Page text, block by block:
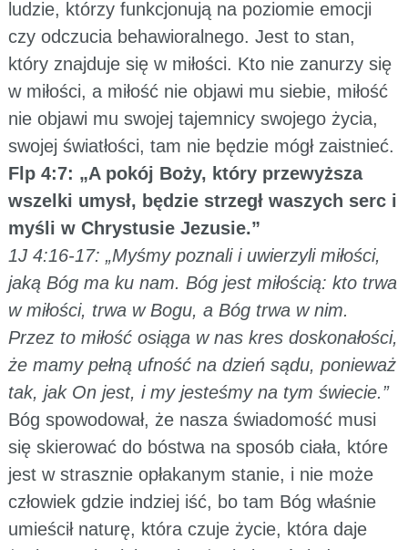
ludzie, którzy funkcjonują na poziomie emocji
czy odczucia behawioralnego. Jest to stan,
który znajduje się w miłości. Kto nie zanurzy się
w miłości, a miłość nie objawi mu siebie, miłość
nie objawi mu swojej tajemnicy swojego życia,
swojej światłości, tam nie będzie mógł zaistnieć.
Flp 4:7: „A pokój Boży, który przewyższa
wszelki umysł, będzie strzegł waszych serc i
myśli w Chrystusie Jezusie.”
1J 4:16-17: „Myśmy poznali i uwierzyli miłości,
jaką Bóg ma ku nam. Bóg jest miłością: kto trwa
w miłości, trwa w Bogu, a Bóg trwa w nim.
Przez to miłość osiąga w nas kres doskonałości,
że mamy pełną ufność na dzień sądu, ponieważ
tak, jak On jest, i my jesteśmy na tym świecie.”
Bóg spowodował, że nasza świadomość musi
się skierować do bóstwa na sposób ciała, które
jest w strasznie opłakanym stanie, i nie może
człowiek gdzie indziej iść, bo tam Bóg właśnie
umieścił naturę, która czuje życie, która daje